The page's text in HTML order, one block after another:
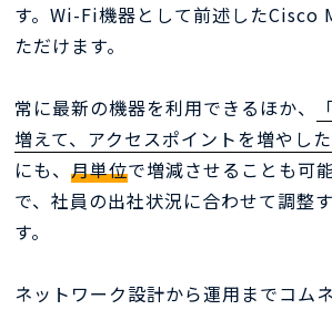
す。Wi-Fi機器として前述したCisco
ただけます。
常に最新の機器を利用できるほか、
増えて、アクセスポイントを増やした
にも、月単位で増減させることも可
で、社員の出社状況に合わせて調整
す。
ネットワーク設計から運用までコム